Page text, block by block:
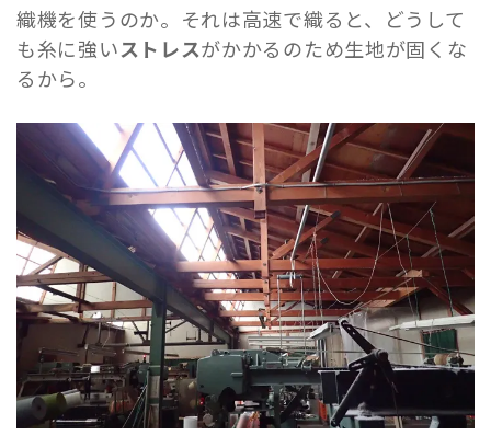
織機を使うのか。それは高速で織ると、どうして
も糸に強いストレスがかかるのため生地が固くな
るから。